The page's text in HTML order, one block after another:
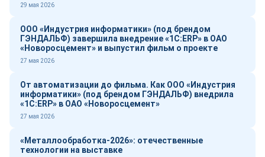
29 мая 2026
ООО «Индустрия информатики» (под брендом
ГЭНДАЛЬФ) завершила внедрение «1С:ERP» в ОАО
«Новоросцемент» и выпустил фильм о проекте
27 мая 2026
От автоматизации до фильма. Как ООО «Индустрия
информатики» (под брендом ГЭНДАЛЬФ) внедрила
«1С:ERP» в ОАО «Новоросцемент»
27 мая 2026
«Металлообработка-2026»: отечественные
технологии на выставке